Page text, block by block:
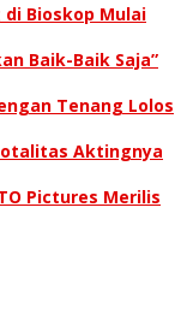
di Bioskop Mulai
Baik-Baik Saja”
Tenang Lolos
Aktingnya
Pictures Merilis